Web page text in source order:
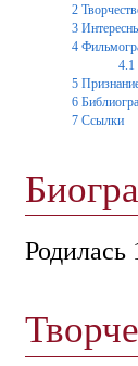
2
3
4
4.1
5
6
7 Ссылки
Родилась